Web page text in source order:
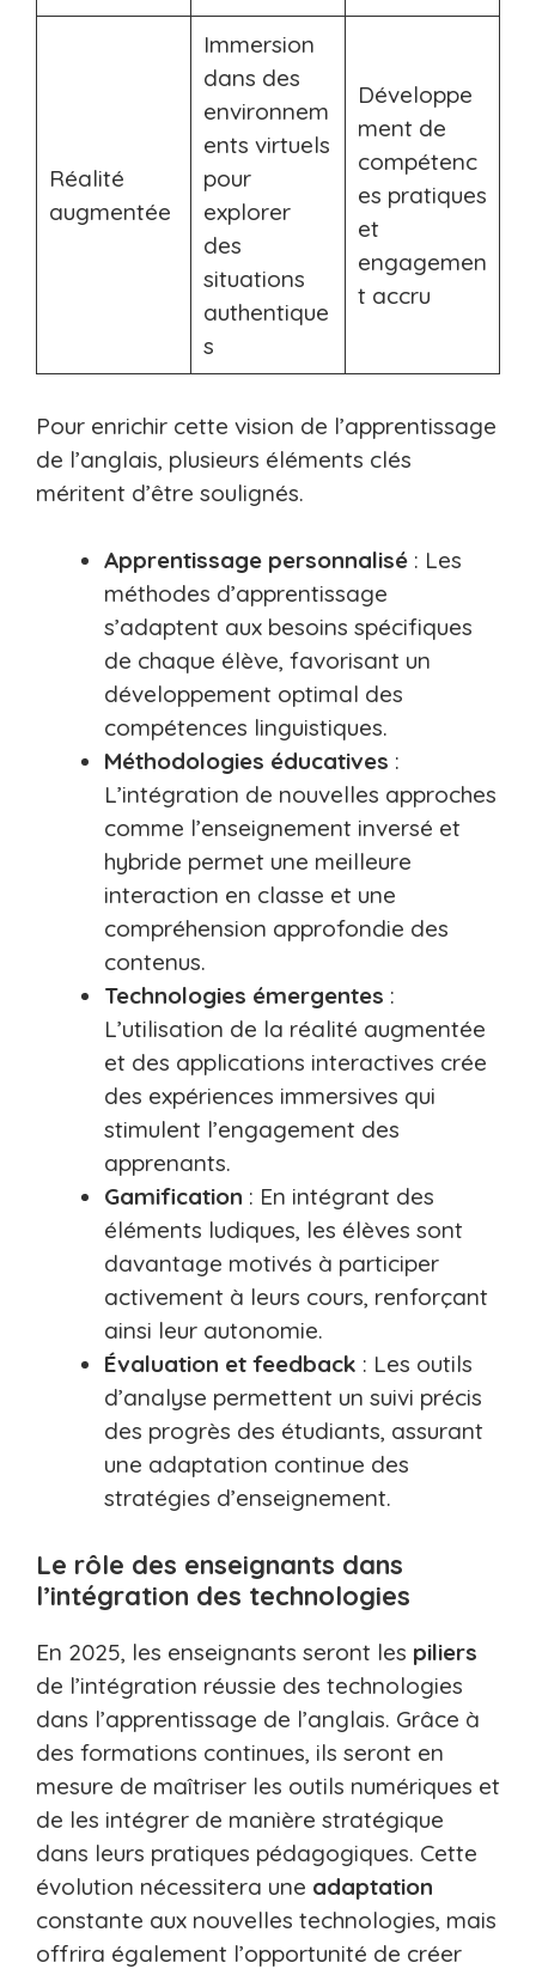
Réalité
augmentée
Immersion
dans des
environnem
ents virtuels
pour
explorer
des
situations
authentique
s
Développe
ment de
compétenc
es pratiques
et
engagemen
t accru
Pour enrichir cette vision de l’apprentissage
de l’anglais, plusieurs éléments clés
méritent d’être soulignés.
Apprentissage personnalisé : Les
méthodes d’apprentissage
s’adaptent aux besoins spécifiques
de chaque élève, favorisant un
développement optimal des
compétences linguistiques.
Méthodologies éducatives :
L’intégration de nouvelles approches
comme l’enseignement inversé et
hybride permet une meilleure
interaction en classe et une
compréhension approfondie des
contenus.
Technologies émergentes :
L’utilisation de la réalité augmentée
et des applications interactives crée
des expériences immersives qui
stimulent l’engagement des
apprenants.
Gamification : En intégrant des
éléments ludiques, les élèves sont
davantage motivés à participer
activement à leurs cours, renforçant
ainsi leur autonomie.
Évaluation et feedback : Les outils
d’analyse permettent un suivi précis
des progrès des étudiants, assurant
une adaptation continue des
stratégies d’enseignement.
Le rôle des enseignants dans
l’intégration des technologies
En 2025, les enseignants seront les piliers
de l’intégration réussie des technologies
dans l’apprentissage de l’anglais. Grâce à
des formations continues, ils seront en
mesure de maîtriser les outils numériques et
de les intégrer de manière stratégique
dans leurs pratiques pédagogiques. Cette
évolution nécessitera une adaptation
constante aux nouvelles technologies, mais
offrira également l’opportunité de créer